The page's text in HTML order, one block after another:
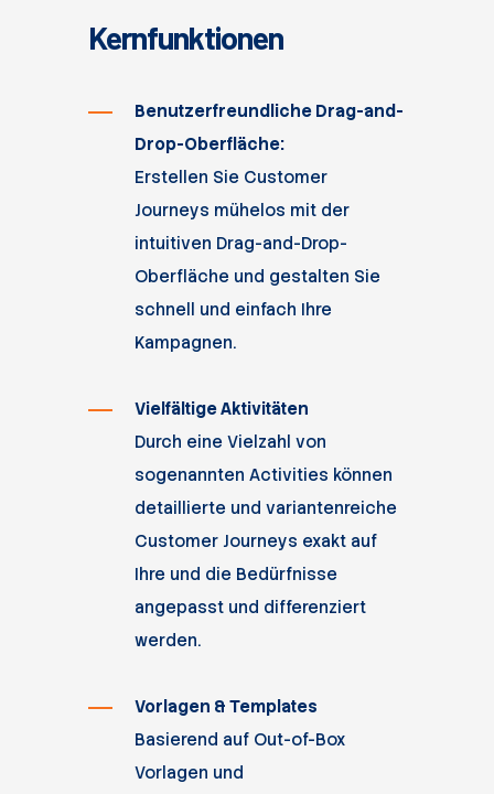
Kernfunktionen
Benutzerfreundliche Drag-and-
Drop-Oberfläche:
Erstellen Sie Customer
Journeys mühelos mit der
intuitiven Drag-and-Drop-
Oberfläche und gestalten Sie
schnell und einfach Ihre
Kampagnen.
Vielfältige Aktivitäten
Durch eine Vielzahl von
sogenannten Activities können
detaillierte und variantenreiche
Customer Journeys exakt auf
Ihre und die Bedürfnisse
angepasst und differenziert
werden.
Vorlagen & Templates
Basierend auf Out-of-Box
Vorlagen und